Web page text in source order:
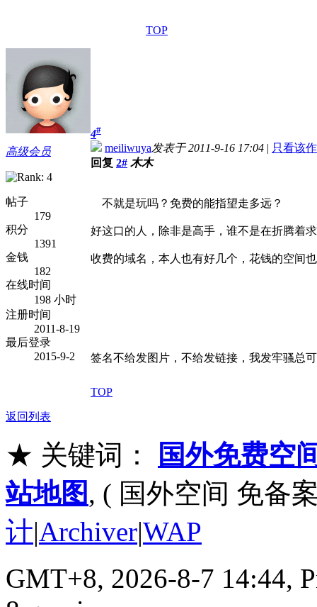
TOP
高级会员
帖子
179
积分
1391
金钱
182
在线时间
198 小时
注册时间
2011-8-19
最后登录
2015-9-2
4#
meiliwuya发表于 2011-9-16 17:04 | 只看该
回复 2# 木木
不就是玩吗？免费的能指望走多远？
好这口的人，除非是高手，谁不是在折腾着
收费的域名，本人也有好几个，花钱的空间
签名不给发图片，不给发链接，我发牢骚总
TOP
返回列表
★ 关键词：
国外免费空
站地图, ( 国外空间 免备
计|Archiver|WAP
GMT+8, 2026-8-7 14:44,